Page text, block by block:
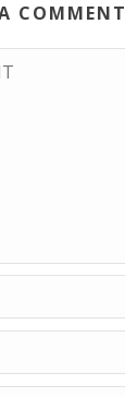
COMMENT